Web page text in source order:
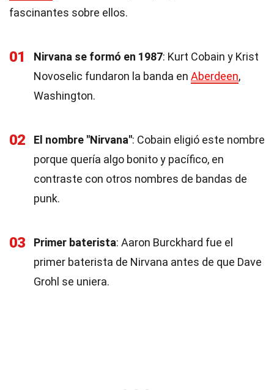
fascinantes sobre ellos.
01 Nirvana se formó en 1987: Kurt Cobain y Krist
Novoselic fundaron la banda en Aberdeen,
Washington.
02 El nombre "Nirvana": Cobain eligió este nombre
porque quería algo bonito y pacífico, en
contraste con otros nombres de bandas de
punk.
03 Primer baterista: Aaron Burckhard fue el
primer baterista de Nirvana antes de que Dave
Grohl se uniera.